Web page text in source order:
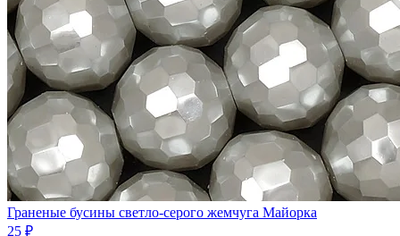
Граненые бусины светло-серого жемчуга Майорка
25 ₽